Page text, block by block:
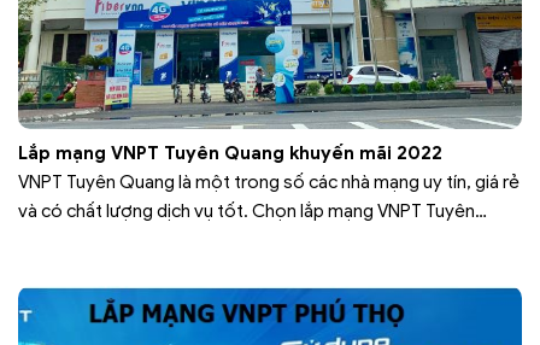
Lắp mạng VNPT Tuyên Quang khuyến mãi 2022
VNPT Tuyên Quang là một trong số các nhà mạng uy tín, giá rẻ
và có chất lượng dịch vụ tốt. Chọn lắp mạng VNPT Tuyên
Tuyên Quang có nhiều…